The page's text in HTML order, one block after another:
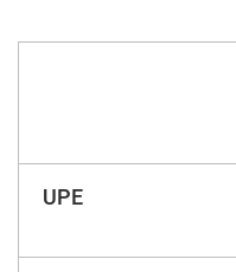
UPE